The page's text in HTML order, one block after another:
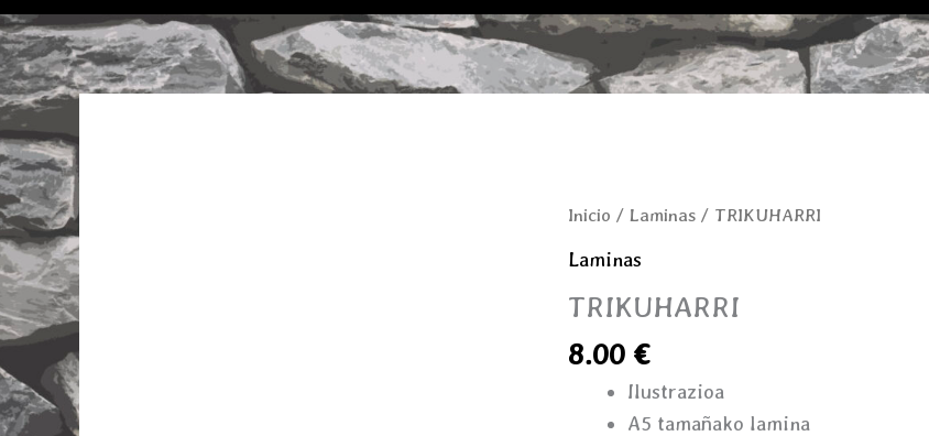
Inicio / Laminas / TRIKUHARRI
Laminas
TRIKUHARRI
8.00 €
Ilustrazioa
A5 tamañako lamina
TRIKUHARRI